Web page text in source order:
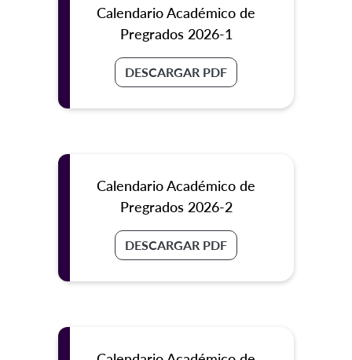
Calendario Académico de
Pregrados 2026-1
DESCARGAR PDF
Calendario Académico de
Pregrados 2026-2
DESCARGAR PDF